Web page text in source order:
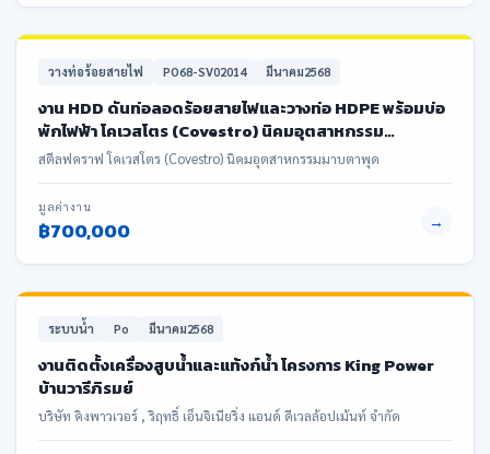
วางท่อร้อยสายไฟ PO68-SV02014 มีนาคม2568
งาน HDD ดันท่อลอดร้อยสายไฟและวางท่อ HDPE พร้อมบ่อ
พักไฟฟ้า โคเวสโตร (Covestro) นิคมอุตสาหกรรม
มาบตาพุด
สตีลฟคราฟ โคเวสโตร (Covestro) นิคมอุตสาหกรรมมาบตาพุด
มูลค่างาน
฿700,000 →
ระบบน้ำ Po มีนาคม2568
งานติดตั้งเครื่องสูบน้ำและแท้งก์น้ำ โครงการ King Power
บ้านวารีภิรมย์
บริษัท คิงพาวเวอร์ , ริฤทธิ์ เอ็นจิเนียริ่ง แอนด์ ดีเวลล้อปเม้นท์ จำกัด